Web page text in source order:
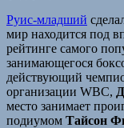
Руис-младший
мир находится под
рейтинге самого
занимающегося
действующий
организации WBC,
место занимает
подиумом Тайсон